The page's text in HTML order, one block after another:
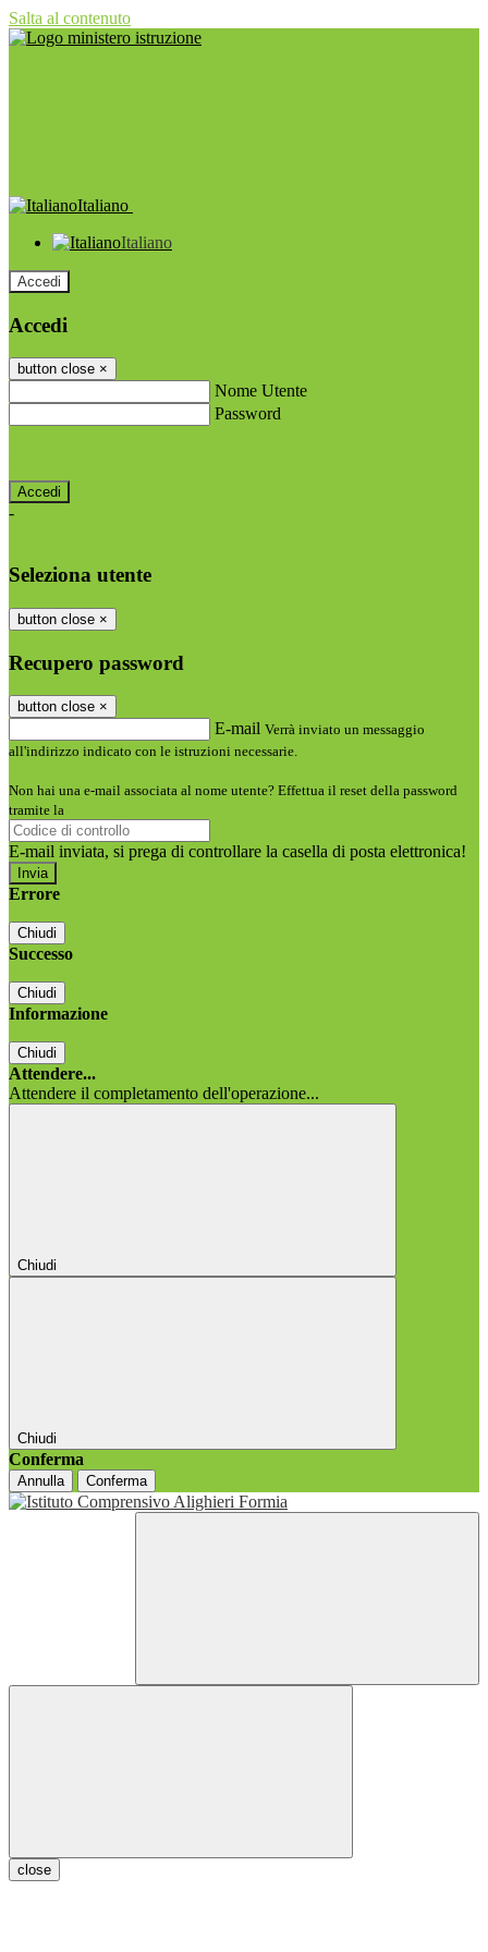
Salta al contenuto
Italiano
Italiano
Accedi
Accedi
button close ×
Nome Utente
Password
-
Seleziona utente
button close ×
Recupero password
button close ×
E-mail Verrà inviato un messaggio
all'indirizzo indicato con le istruzioni necessarie.
Non hai una e-mail associata al nome utente? Effettua il reset della password
tramite la
E-mail inviata, si prega di controllare la casella di posta elettronica!
Errore
Chiudi
Successo
Chiudi
Informazione
Chiudi
Attendere...
Attendere il completamento dell'operazione...
Chiudi
Chiudi
Conferma
Annulla Conferma
close